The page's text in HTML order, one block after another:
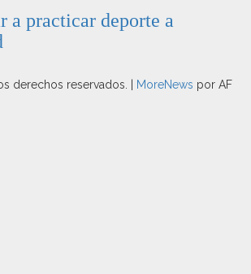
a practicar deporte a
derechos reservados.
MoreNews por AF